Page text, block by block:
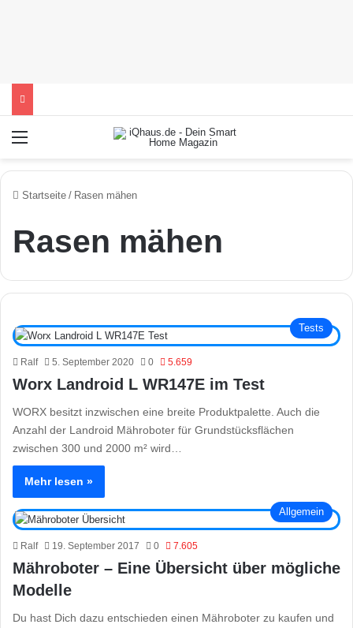
Startseite / Rasen mähen
Rasen mähen
Tests
Ralf 5. September 2020 0 5.659
Worx Landroid L WR147E im Test
WORX besitzt inzwischen eine breite Produktpalette. Auch die
Anzahl der Landroid Mähroboter für Grundstücksflächen
zwischen 300 und 2000 m² wird…
Mehr lesen »
Allgemein
Ralf 19. September 2017 0 7.605
Mähroboter – Eine Übersicht über mögliche
Modelle
Du hast Dich dazu entschieden einen Mähroboter zu kaufen und